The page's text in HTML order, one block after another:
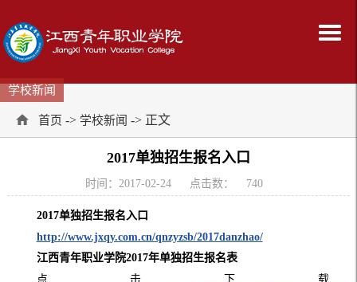
学校新闻
首页 -> 学校新闻 -> 正文
2017单独招生报名入口
时间：2017-02-24 点击数： 740
2017单独招生报名入口
http://www.jxqy.com.cn/qnzyzsb/2017danzhao/
江西青年职业学院2017年单独招生报名表
点击下载